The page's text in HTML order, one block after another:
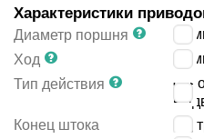
Характеристики
Диаметр поршня
Ход
Тип действия
Конец штока